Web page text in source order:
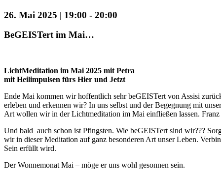
26. Mai 2025 | 19:00 - 20:00
BeGEISTert im Mai…
LichtMeditation im Mai 2025 mit Petra
mit Heilimpulsen fürs Hier und Jetzt
Ende Mai kommen wir hoffentlich sehr beGEISTert von Assisi
erleben und erkennen wir? In uns selbst und der Begegnung mit
Art wollen wir in der Lichtmeditation im Mai einfließen lassen.
Und bald auch schon ist Pfingsten. Wie beGEISTert sind wir???
wir in dieser Meditation auf ganz besonderen Art unser Leben.
Sein erfüllt wird.
Der Wonnemonat Mai – möge er uns wohl gesonnen sein.